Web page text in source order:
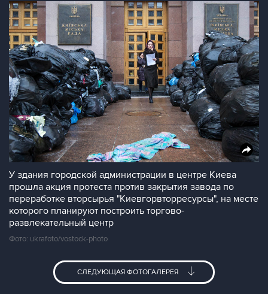
У здания городской администрации в центре Киева
прошла акция протеста против закрытия завода по
переработке вторсырья "Киевгорвторресурсы", на месте
которого планируют построить торгово-
развлекательный центр
Фото: ukrafoto/vostock-photo
СЛЕДУЮЩАЯ ФОТОГАЛЕРЕЯ